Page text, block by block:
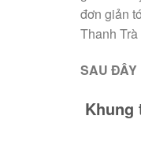
đơn giản
Thanh
SAU ĐÂY